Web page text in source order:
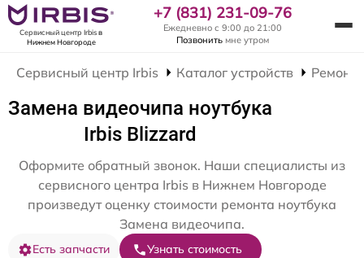
Сервисный центр Irbisв
Нижнем Новгороде
+7 (831) 231-09-76
Ежедневно с 9:00 до 21:00
Позвонить мне утром
Сервисный центр Irbis Каталог устройств Ремонт
Замена видеочипа ноутбука
Irbis Blizzard
Оформите обратный звонок. Наши специалисты из
сервисного центра Irbis в Нижнем Новгороде
произведут оценку стоимости ремонта ноутбука
Замена видеочипа.
Есть запчасти Узнать стоимость